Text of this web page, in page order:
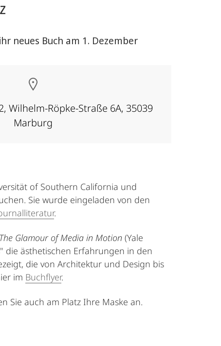
neues Buch am 1. Dezember
Wilhelm-Röpke-Straße 6A, 35039
Marburg
of Southern California und
Sie wurde eingeladen von den
.
Glamour of Media in Motion (Yale
die ästhetischen Erfahrungen in den
die von Architektur und Design bis
im Buchflyer.
Sie auch am Platz Ihre Maske an.